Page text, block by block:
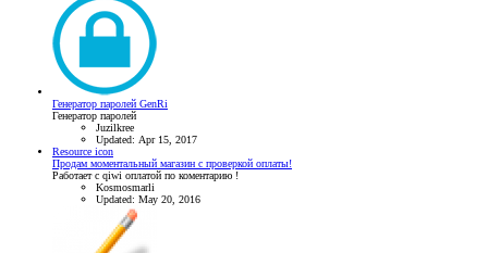
Генератор паролей GenRi
Генератор паролей
Juzilkree
Updated: Apr 15, 2017
Resource icon
Продам моментальный магазин с проверкой оплаты!
Работает с qiwi оплатой по коментарию !
Kosmosmarli
Updated: May 20, 2016